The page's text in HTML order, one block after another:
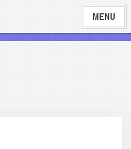
MENU